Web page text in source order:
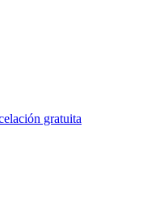
gratuita